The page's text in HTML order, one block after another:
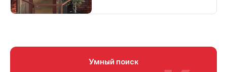
Умный поиск